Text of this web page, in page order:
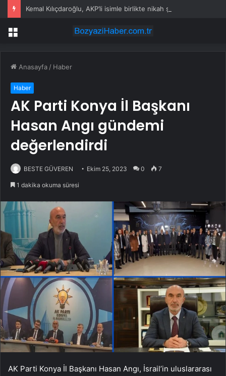
Kemal Kılıçdaroğlu, AKP’li isimle birlikte nikah şahitliği yaptı
Menü
Anasayfa / Haber
Haber
AK Parti Konya İl Başkanı
Hasan Angı gündemi
değerlendirdi
BESTE GÜVEREN Ekim 25, 2023 0 7
1 dakika okuma süresi
AK Parti Konya İl Başkanı Hasan Angı, İsrail’in uluslararası